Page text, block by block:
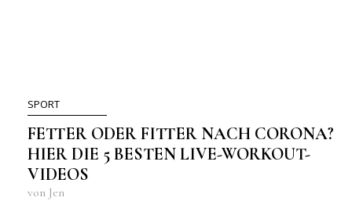
SPORT
FETTER ODER FITTER NACH CORONA?
HIER DIE 5 BESTEN LIVE-WORKOUT-
VIDEOS
von Jen